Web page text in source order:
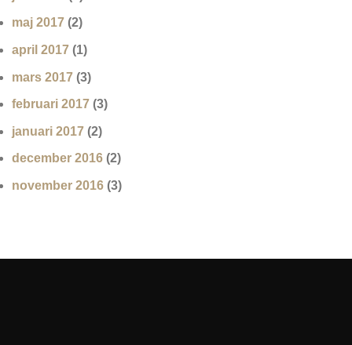
maj 2017 (2)
april 2017 (1)
mars 2017 (3)
februari 2017 (3)
januari 2017 (2)
december 2016 (2)
november 2016 (3)